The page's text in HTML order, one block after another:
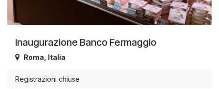
Inaugurazione Banco Fermaggio
Roma Italia
Registrazioni chiuse